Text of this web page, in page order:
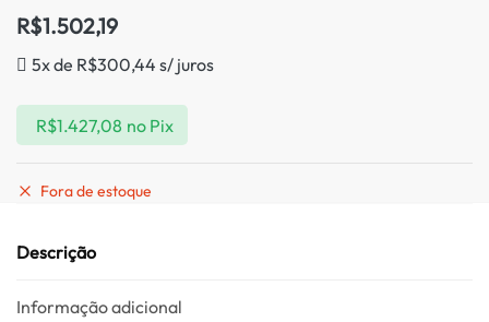
R$1.502,19
5x de R$300,44 s/ juros
R$1.427,08 no Pix
Fora de estoque
Descrição
Informação adicional